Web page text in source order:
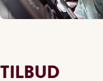
TILBUD